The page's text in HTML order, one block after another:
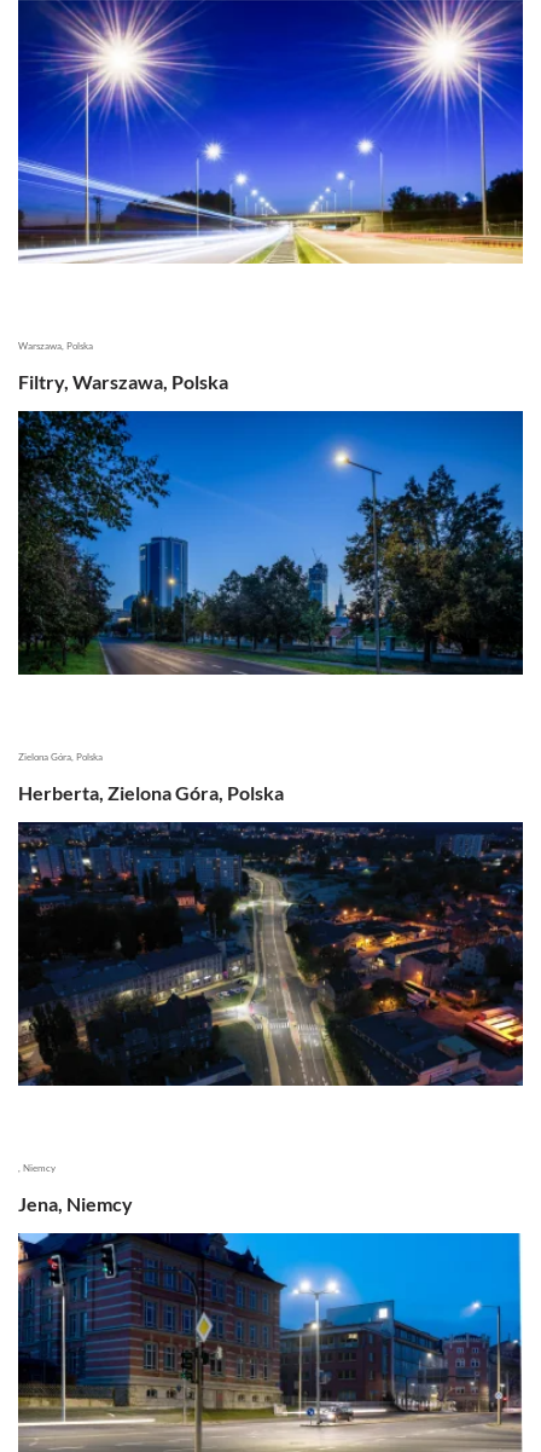
Warszawa, Polska
Filtry, Warszawa, Polska
Zielona Góra, Polska
Herberta, Zielona Góra, Polska
, Niemcy
Jena, Niemcy